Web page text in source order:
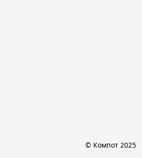
© Компот 2025